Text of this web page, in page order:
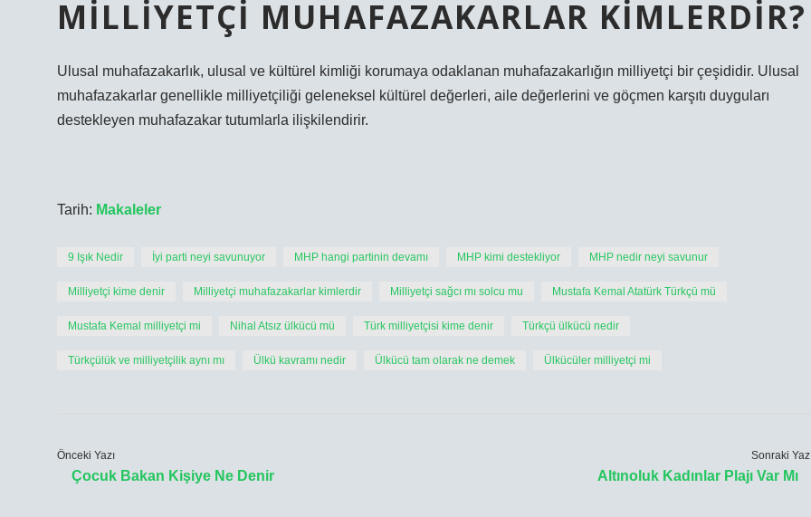
MILLIYETÇI MUHAFAZAKARLAR KIMLERDIR?
Ulusal muhafazakarlık, ulusal ve kültürel kimliği korumaya odaklanan muhafazakarlığın milliyetçi bir çeşididir. Ulusal
muhafazakarlar genellikle milliyetçiliği geleneksel kültürel değerleri, aile değerlerini ve göçmen karşıtı duyguları
destekleyen muhafazakar tutumlarla ilişkilendirir.
Tarih: Makaleler
9 Işık Nedir İyi parti neyi savunuyor MHP hangi partinin devamı MHP kimi destekliyor MHP nedir neyi savunur
Milliyetçi kime denir Milliyetçi muhafazakarlar kimlerdir Milliyetçi sağcı mı solcu mu Mustafa Kemal Atatürk Türkçü mü
Mustafa Kemal milliyetçi mi Nihal Atsız ülkücü mü Türk milliyetçisi kime denir Türkçü ülkücü nedir
Türkçülük ve milliyetçilik aynı mı Ülkü kavramı nedir Ülkücü tam olarak ne demek Ülkücüler milliyetçi mi
Önceki Yazı
Çocuk Bakan Kişiye Ne Denir
Sonraki
Altınoluk Kadınlar Plajı Var Mı